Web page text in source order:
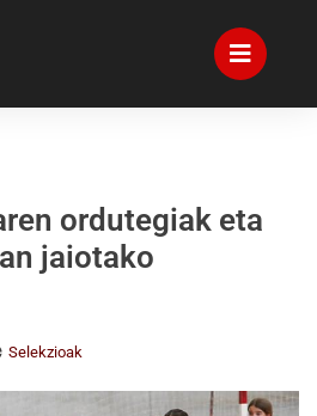
ordutegiak eta
jaiotako
Selekzioak